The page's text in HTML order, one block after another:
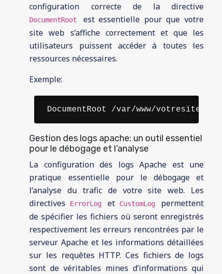
configuration correcte de la directive
DocumentRoot est essentielle pour que votre
site web s’affiche correctement et que les
utilisateurs puissent accéder à toutes les
ressources nécessaires.
Exemple:
DocumentRoot /var/www/votresite/
Gestion des logs apache: un outil essentiel
pour le débogage et l’analyse
La configuration des logs Apache est une
pratique essentielle pour le débogage et
l’analyse du trafic de votre site web. Les
directives
ErrorLoget CustomLog permettent
de spécifier les fichiers où seront enregistrés
respectivement les erreurs rencontrées par le
serveur Apache et les informations détaillées
sur les requêtes HTTP. Ces fichiers de logs
sont de véritables mines d’informations qui